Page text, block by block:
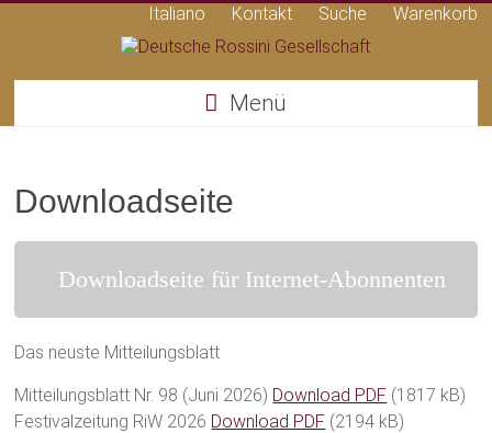
Italiano Kontakt Suche Warenkorb
Deutsche
Rossini
Menü
Downloadseite
Downloadseite für Internet-Abonnenten
Das neuste Mitteilungsblatt
Mitteilungsblatt Nr. 98 (Juni 2026) Download PDF (1817 kB)
Festivalzeitung RiW 2026 Download PDF (2194 kB)